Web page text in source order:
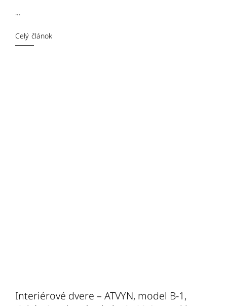
...
Celý článok
Interiérové dvere – ATVYN, model B-1,